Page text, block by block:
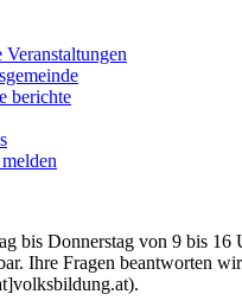
berichte
bis Donnerstag von 9 bis 16
Ihre Fragen beantworten